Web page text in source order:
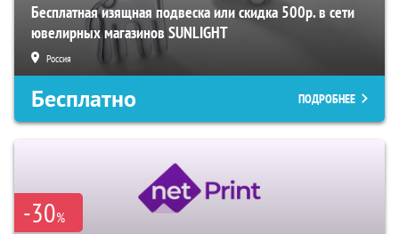
Бесплатная изящная подвеска или скидка 500р. в сети
ювелирных магазинов SUNLIGHT
Россия
Бесплатно ПОДРОБНЕЕ
-30%